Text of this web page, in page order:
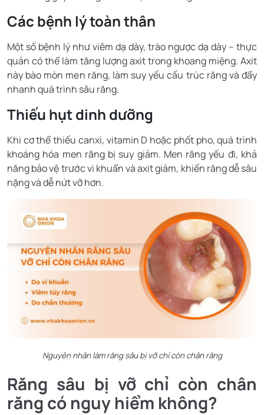
Các bệnh lý toàn thân
Một số bệnh lý như viêm dạ dày, trào ngược dạ dày – thực
quản có thể làm tăng lượng axit trong khoang miệng. Axit
này bào mòn men răng, làm suy yếu cấu trúc răng và đẩy
nhanh quá trình sâu răng.
Thiếu hụt dinh dưỡng
Khi cơ thể thiếu canxi, vitamin D hoặc phốt pho, quá trình
khoáng hóa men răng bị suy giảm. Men răng yếu đi, khả
năng bảo vệ trước vi khuẩn và axit giảm, khiến răng dễ sâu
nặng và dễ nứt vỡ hơn.
Nguyên nhân làm răng sâu bị vỡ chỉ còn chân răng
Răng sâu bị vỡ chỉ còn chân
răng có nguy hiểm không?